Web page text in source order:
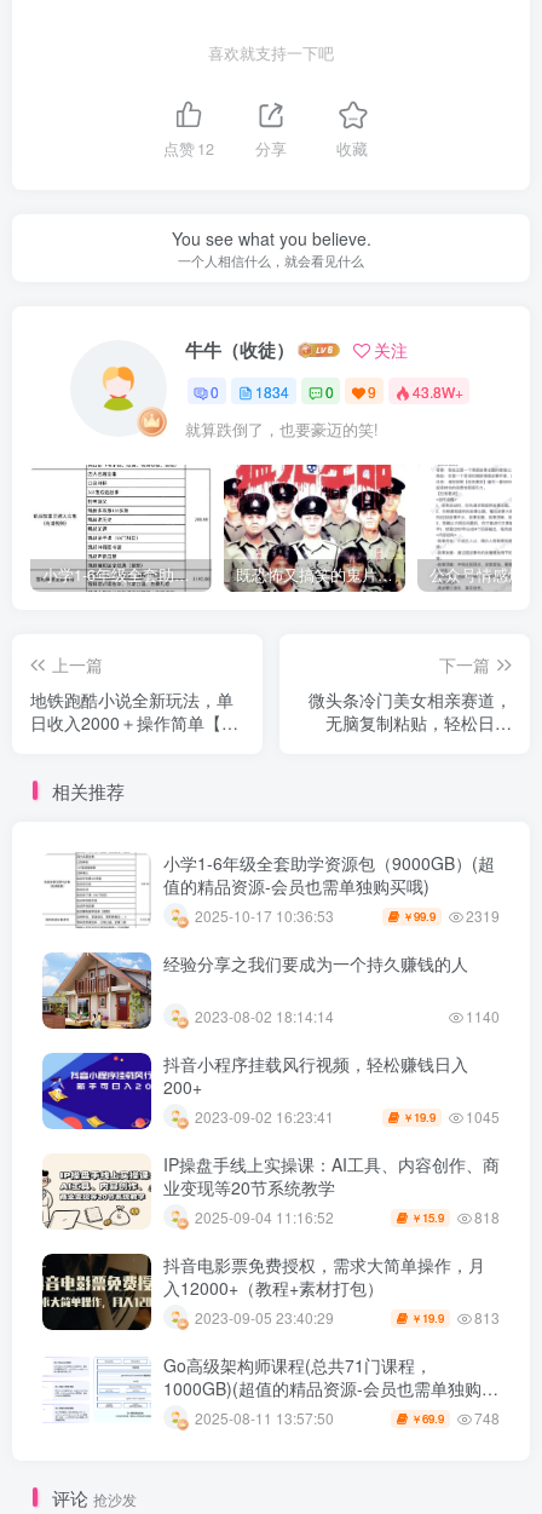
喜欢就支持一下吧
点赞12 分享 收藏
You see what you believe.
一个人相信什么，就会看见什么
牛牛（收徒） 关注
0 1834 0 9 43.8W+
就算跌倒了，也要豪迈的笑!
小学1-6年级全套助学资源包（9000GB）(超值的精品资源-会员也需单独购买哦) 既恐怖又搞笑的鬼片（10部猛鬼恐怖片都是喜剧片）
上一篇
地铁跑酷小说全新玩法，单
日收入2000＋操作简单【最
下一篇
微头条冷门美女相亲赛道，
无脑复制粘贴，轻松日入
相关推荐
小学1-6年级全套助学资源包（9000GB）(超
值的精品资源-会员也需单独购买哦)
2025-10-17 10:36:53 ￥99.9 2319
经验分享之我们要成为一个持久赚钱的人
2023-08-02 18:14:14 1140
抖音小程序挂载风行视频，轻松赚钱日入
200+
2023-09-02 16:23:41 ￥ 19.9 1045
IP操盘手线上实操课：AI工具、内容创作、商
业变现等20节系统教学
2025-09-04 11:16:52 ￥ 15.9 818
抖音电影票免费授权，需求大简单操作，月
入12000+（教程+素材打包）
2023-09-05 23:40:29 ￥ 19.9 813
Go高级架构师课程(总共71门课程，
1000GB)(超值的精品资源-会员也需单独购买
哦)
2025-08-11 13:57:50 ￥69.9 748
评论 抢沙发